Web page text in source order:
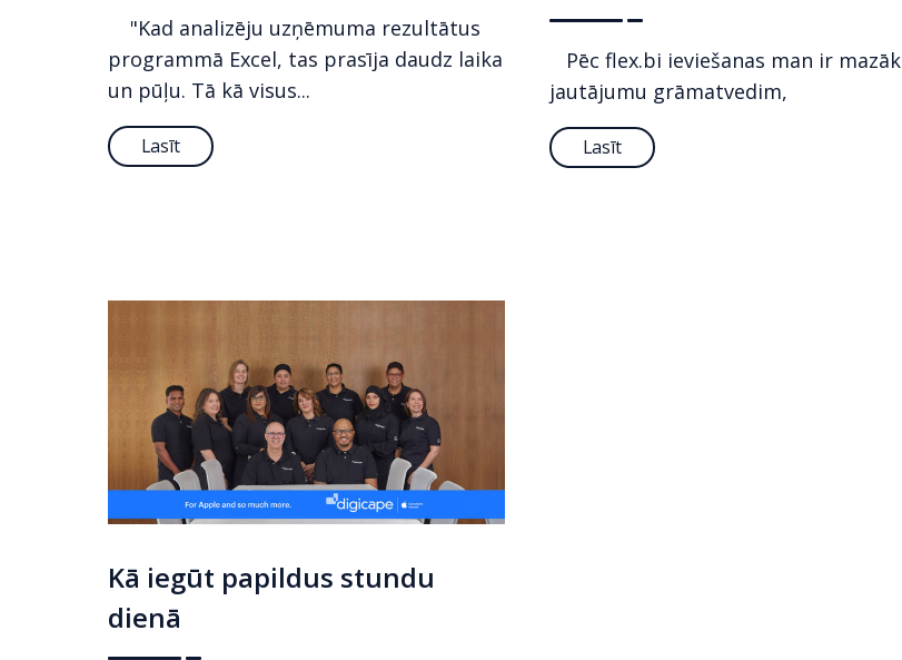
"Kad analizēju uzņēmuma rezultātus
programmā Excel, tas prasīja daudz laika
un pūļu. Tā kā visus...
Lasīt
Pēc flex.bi ieviešanas man ir mazāk
jautājumu grāmatvedim,
Lasīt
Kā iegūt papildus stundu
dienā